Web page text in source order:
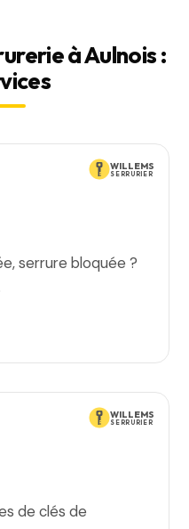
à Aulnois :
WILLEMS
SERRURIER
serrure bloquée ?
WILLEMS
SERRURIER
de clés de